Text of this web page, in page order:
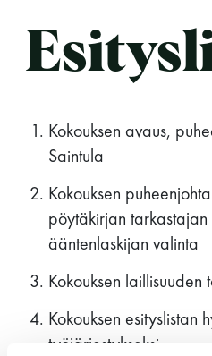
Jäsen
Vieras jäsenen seurassa
Jäsenen lapsi 7-18 v.
11 saunomiskerran kortti
Kokouksen avaus,
Saintula
Kokouksen
pöytäkirjan
ääntenlaskijan valinta
Kokouksen laillisuuden
Kokouksen esityslistan
työjärjestykseksi